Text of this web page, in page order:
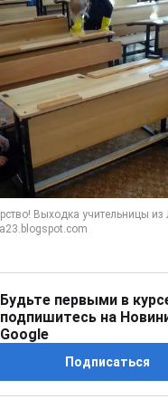
Будьте первыми в
подпишитесь на
Google
Подписаться